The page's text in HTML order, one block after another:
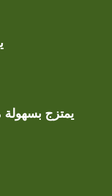
يمتزج بسهولة